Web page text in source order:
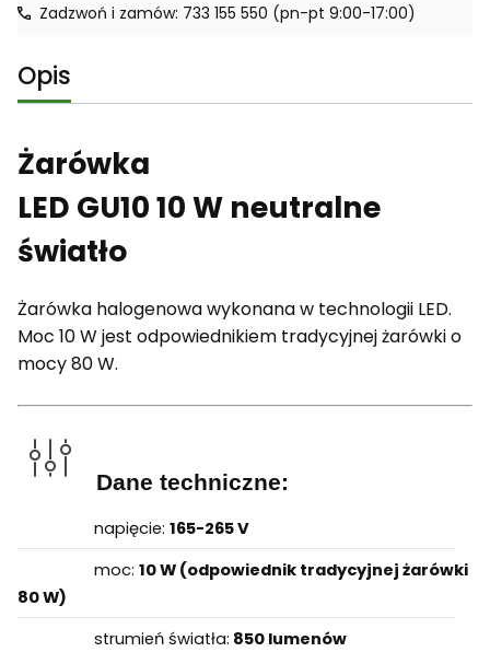
Zadzwoń i zamów: 733 155 550 (pn-pt 9:00-17:00)
Opis
Żarówka
LED GU10 10 W neutralne
światło
Żarówka halogenowa wykonana w technologii LED.
Moc 10 W jest odpowiednikiem tradycyjnej żarówki o
mocy 80 W.
Dane techniczne:
napięcie: 165-265 V
moc: 10W (odpowiednik tradycyjnej żarówki
80 W)
strumień światła: 850 lumenów